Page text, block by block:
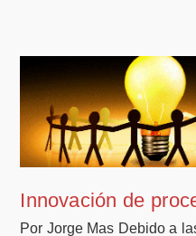
Innovación de
Por Jorge Mas Debido a